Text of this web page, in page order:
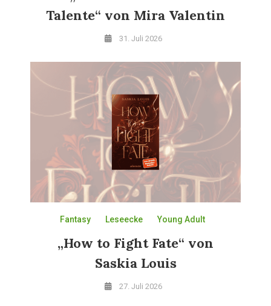
Talente“ von Mira Valentin
31. Juli 2026
Fantasy Leseecke Young Adult
„How to Fight Fate“ von
Saskia Louis
27. Juli 2026